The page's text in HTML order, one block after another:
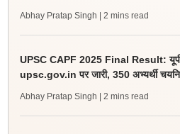
Abhay Pratap Singh | 2 mins read
UPSC CAPF 2025 Final Result:
upsc.gov.in पर जारी, 350 अभ्यर्थी
Abhay Pratap Singh | 2 mins read